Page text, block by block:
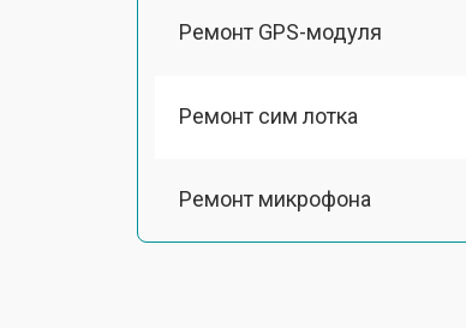
Ремонт GPS-модуля
Ремонт сим лотка
Ремонт микрофона